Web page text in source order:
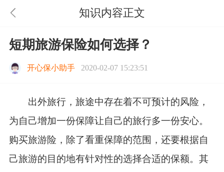
知识内容正文
短期旅游保险如何选择？
开心保小助手 2020-02-07 15:23:51
出外旅行，旅途中存在着不可预计的风险，
为自己增加一份保障让自己的旅行多一份安心。
购买旅游险，除了看重保障的范围，还要根据自
己旅游的目的地有针对性的选择合适的保额。其